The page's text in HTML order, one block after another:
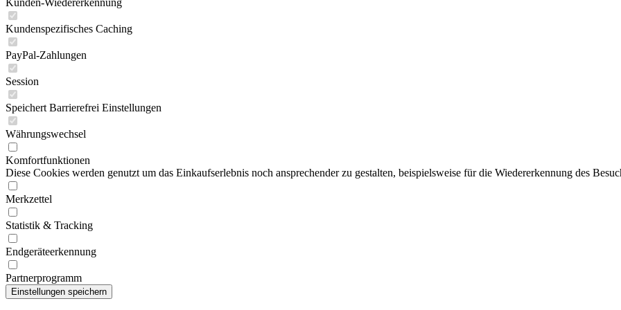
Kunden-Wiedererkennung
Kundenspezifisches Caching
PayPal-Zahlungen
Session
Speichert Barrierefrei Einstellungen
Währungswechsel
Komfortfunktionen
Diese Cookies werden genutzt um das Einkaufserlebnis noch ansprechender zu gestalten, beispielsweise für die Wiedererkennung des
Merkzettel
Statistik & Tracking
Endgeräteerkennung
Partnerprogramm